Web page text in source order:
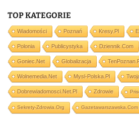
TOP KATEGORIE
Wiadomości Poznań Kresy.pl
Polonia Publicystyka Dziennik.com
Goniec.net Globalizacja
Wolnemedia.net Mysl-Polska.pl
Dobrewiadomosci.net.pl Zdrowie
Sekrety-Zdrowia.org Gazetawarszawska.com